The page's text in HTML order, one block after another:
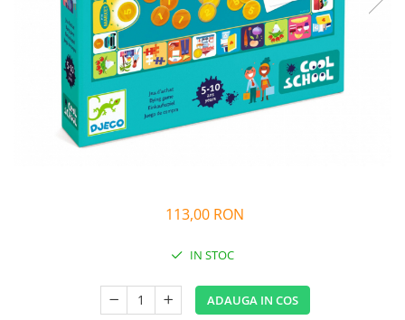
Alfabet si matematica
Jocuri de memorie si inteligenta
Seria Lectia de sanatate
Editura Litera
Editura Galaxia Copiilor
Colectia PIXI
Pisicile Războinice
Colectia Pia Papadia
113,00 RON
IN STOC
ADAUGA IN COS